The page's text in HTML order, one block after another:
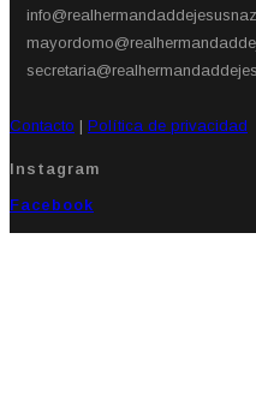
Contacto | Política de privacidad
Instagram
Facebook